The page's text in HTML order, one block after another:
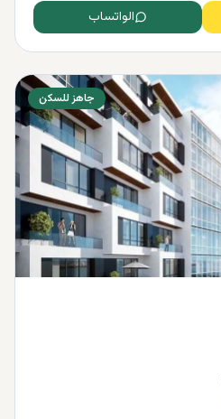
الواتساب
جاهز للسكن